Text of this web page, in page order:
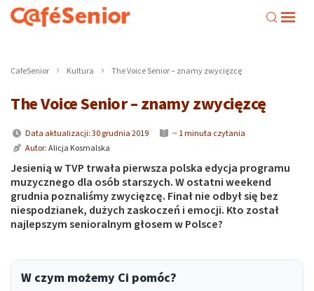
CafeSenior Kultura The Voice Senior – znamy zwycięzcę
The Voice Senior – znamy zwycięzcę
Data aktualizacji: 30 grudnia 2019
~ 1 minuta czytania
Autor:Alicja Kosmalska
Jesienią w TVP trwała pierwsza polska edycja programu
muzycznego dla osób starszych. W ostatni weekend
grudnia poznaliśmy zwycięzcę. Finał nie odbył się bez
niespodzianek, dużych zaskoczeń i emocji. Kto został
najlepszym senioralnym głosem w Polsce?
W czym możemy Ci pomóc?